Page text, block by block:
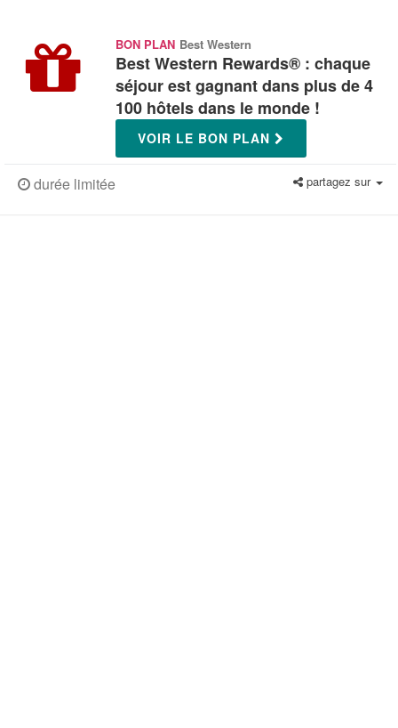
BON PLAN Best Western
Best Western Rewards® : chaque
séjour est gagnant dans plus de 4
100 hôtels dans le monde !
VOIR LE BON PLAN
durée limitée partagez sur